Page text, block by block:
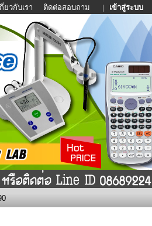
กี่ยวกับเรา ติดต่อสอบถาม | เข้าสู่ระบบ